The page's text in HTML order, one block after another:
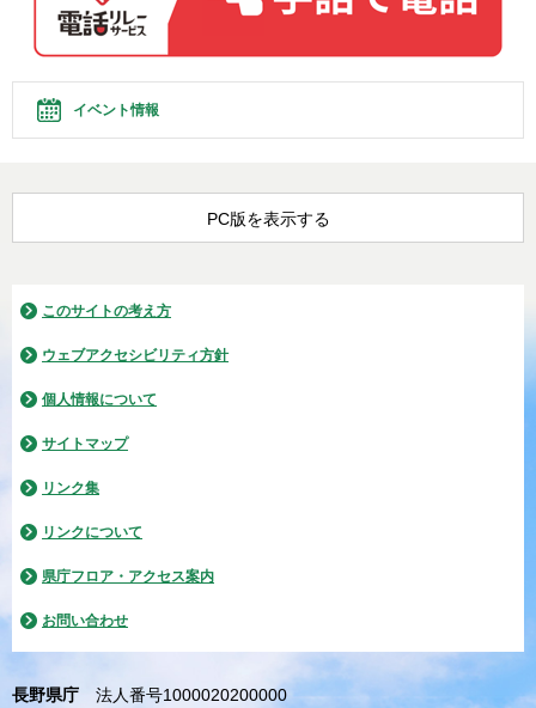
イベント情報
PC版を表示する
このサイトの考え方
ウェブアクセシビリティ方針
個人情報について
サイトマップ
リンク集
リンクについて
県庁フロア・アクセス案内
お問い合わせ
長野県庁 法人番号1000020200000